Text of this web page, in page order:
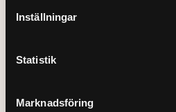
Inställningar
Statistik
Marknadsföring
Detta betyder exempelvis att om
önskar.